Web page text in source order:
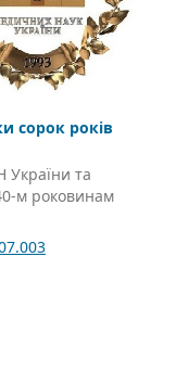
сорок років
України та
м роковинам